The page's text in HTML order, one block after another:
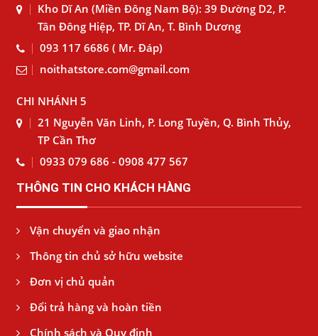
Kho Dĩ An (Miền Đông Nam Bộ): 39 Đường D2, P.
Tân Đông Hiệp, TP. Dĩ An, T. Bình Dương
093 117 6686 ( Mr. Đáp)
noithatstore.com@gmail.com
CHI NHÁNH 5
21 Nguyễn Văn Linh, P. Long Tuyền, Q. Bình Thủy,
TP Cần Thơ
0933 079 686 - 0908 477 567
THÔNG TIN CHO KHÁCH HÀNG
Vận chuyển và giao nhận
Thông tin chủ sở hữu website
Đơn vị chủ quản
Đổi trả hàng và hoàn tiền
Chính sách và Quy định